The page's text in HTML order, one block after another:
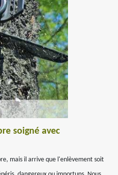
soigné avec
mais il arrive que l'enlèvement soit